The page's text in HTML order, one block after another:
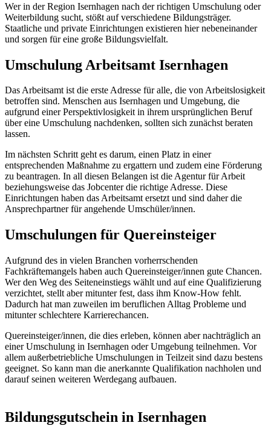
Wer in der Region Isernhagen nach der richtigen Umschulung oder
Weiterbildung sucht, stößt auf verschiedene Bildungsträger.
Staatliche und private Einrichtungen existieren hier nebeneinander
und sorgen für eine große Bildungsvielfalt.
Umschulung Arbeitsamt Isernhagen
Das Arbeitsamt ist die erste Adresse für alle, die von Arbeitslosigkeit
betroffen sind. Menschen aus Isernhagen und Umgebung, die
aufgrund einer Perspektivlosigkeit in ihrem ursprünglichen Beruf
über eine Umschulung nachdenken, sollten sich zunächst beraten
lassen.
Im nächsten Schritt geht es darum, einen Platz in einer
entsprechenden Maßnahme zu ergattern und zudem eine Förderung
zu beantragen. In all diesen Belangen ist die Agentur für Arbeit
beziehungsweise das Jobcenter die richtige Adresse. Diese
Einrichtungen haben das Arbeitsamt ersetzt und sind daher die
Ansprechpartner für angehende Umschüler/innen.
Umschulungen für Quereinsteiger
Aufgrund des in vielen Branchen vorherrschenden
Fachkräftemangels haben auch Quereinsteiger/innen gute Chancen.
Wer den Weg des Seiteneinstiegs wählt und auf eine Qualifizierung
verzichtet, stellt aber mitunter fest, dass ihm Know-How fehlt.
Dadurch hat man zuweilen im beruflichen Alltag Probleme und
mitunter schlechtere Karrierechancen.
Quereinsteiger/innen, die dies erleben, können aber nachträglich an
einer Umschulung in Isernhagen oder Umgebung teilnehmen. Vor
allem außerbetriebliche Umschulungen in Teilzeit sind dazu bestens
geeignet. So kann man die anerkannte Qualifikation nachholen und
darauf seinen weiteren Werdegang aufbauen.
Bildungsgutschein in Isernhagen